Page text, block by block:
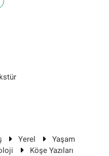
Yerel
Yaşam
Köşe Yazıları